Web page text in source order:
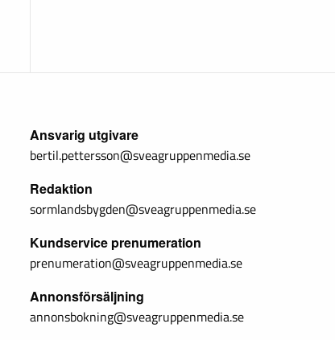
Ansvarig utgivare
bertil.pettersson@sveagruppenmedia.se
Redaktion
sormlandsbygden@sveagruppenmedia.se
Kundservice prenumeration
prenumeration@sveagruppenmedia.se
Annonsförsäljning
annonsbokning@sveagruppenmedia.se